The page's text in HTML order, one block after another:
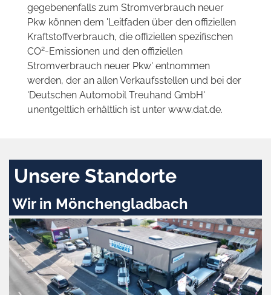
gegebenenfalls zum Stromverbrauch neuer
Pkw können dem 'Leitfaden über den offiziellen
Kraftstoffverbrauch, die offiziellen spezifischen
CO2-Emissionen und den offiziellen
Stromverbrauch neuer Pkw' entnommen
werden, der an allen Verkaufsstellen und bei der
'Deutschen Automobil Treuhand GmbH'
unentgeltlich erhältlich ist unter www.dat.de.
Unsere Standorte
Wir in Mönchengladbach